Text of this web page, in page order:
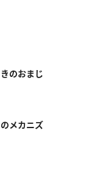
のおまじ
メカニズ